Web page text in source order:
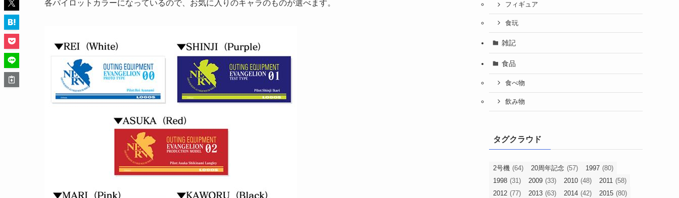
各パイロットカラーになっているので、お気に入りのキャラのものが選べます。
フィギュア
食玩
雑記
食品
食べ物
飲み物
タグクラウド
2号機 (64) 20周年記念 (57) 1997 (80)
1998 (31) 2009 (33) 2010 (48) 2011 (58)
2012 (77) 2013 (63) 2014 (42) 2015 (80)